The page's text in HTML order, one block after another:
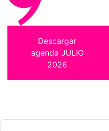
Descargar
agenda JULIO
2026